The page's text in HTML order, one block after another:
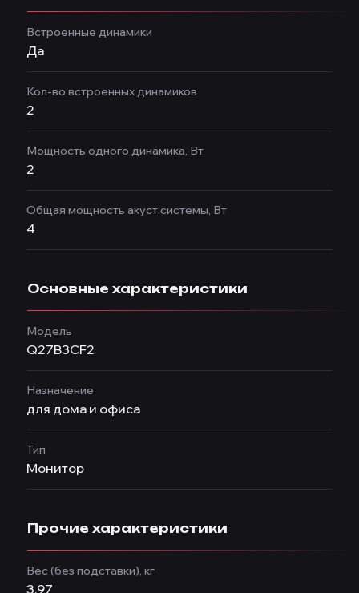
Встроенные динамики
Да
Кол-во встроенных динамиков
2
Мощность одного динамика, Вт
2
Общая мощность акуст.системы, Вт
4
Основные характеристики
Модель
Q27B3CF2
Назначение
для дома и офиса
Тип
Монитор
Прочие характеристики
Вес (без подставки), кг
3.97